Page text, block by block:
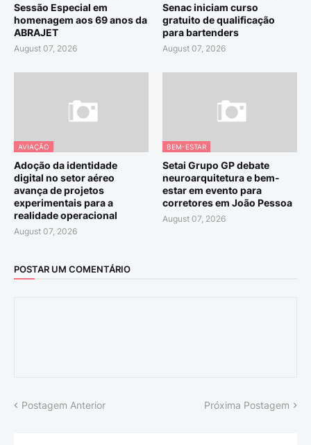
Sessão Especial em
homenagem aos 69 anos da
ABRAJET
August 07, 2026
Senac iniciam curso
gratuito de qualificação
para bartenders
August 07, 2026
AVIAÇÃO
Adoção da identidade
digital no setor aéreo
avança de projetos
experimentais para a
realidade operacional
August 07, 2026
BEM-ESTAR
Setai Grupo GP debate
neuroarquitetura e bem-
estar em evento para
corretores em João Pessoa
August 07, 2026
POSTAR UM COMENTÁRIO
Postagem Anterior Próxima Postagem